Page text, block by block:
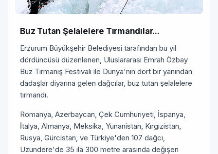
Buz Tutan Şelalelere Tırmandılar...
Erzurum Büyükşehir Belediyesi tarafından bu yıl
dördüncüsü düzenlenen, Uluslararası Emrah Özbay
Buz Tırmanış Festivali ile Dünya'nın dört bir yanından
dadaşlar diyarına gelen dağcılar, buz tutan şelalelere
tırmandı.
Romanya, Azerbaycan, Çek Cumhuriyeti, İspanya,
İtalya, Almanya, Meksika, Yunanistan, Kırgızistan,
Rusya, Gürcistan, ve Türkiye'den 107 dağcı,
Uzundere'de 35 ila 300 metre arasında değişen